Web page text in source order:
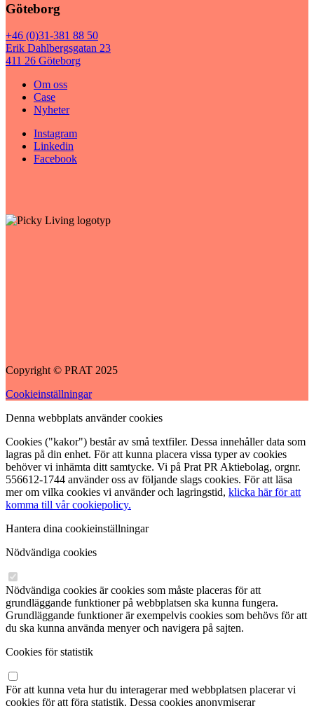
Göteborg
+46 (0)31-381 88 50
Erik Dahlbergsgatan 23
411 26 Göteborg
Om oss
Case
Nyheter
Instagram
Linkedin
Facebook
Copyright © PRAT 2025
Cookieinställningar
Denna webbplats använder cookies
Cookies ("kakor") består av små textfiler. Dessa innehåller data som
lagras på din enhet. För att kunna placera vissa typer av cookies
behöver vi inhämta ditt samtycke. Vi på Prat PR Aktiebolag, orgnr.
556612-1744 använder oss av följande slags cookies. För att läsa
mer om vilka cookies vi använder och lagringstid, klicka här för att
komma till vår cookiepolicy.
Hantera dina cookieinställningar
Nödvändiga cookies
Nödvändiga cookies är cookies som måste placeras för att
grundläggande funktioner på webbplatsen ska kunna fungera.
Grundläggande funktioner är exempelvis cookies som behövs för att
du ska kunna använda menyer och navigera på sajten.
Cookies för statistik
För att kunna veta hur du interagerar med webbplatsen placerar vi
cookies för att föra statistik. Dessa cookies anonymiserar